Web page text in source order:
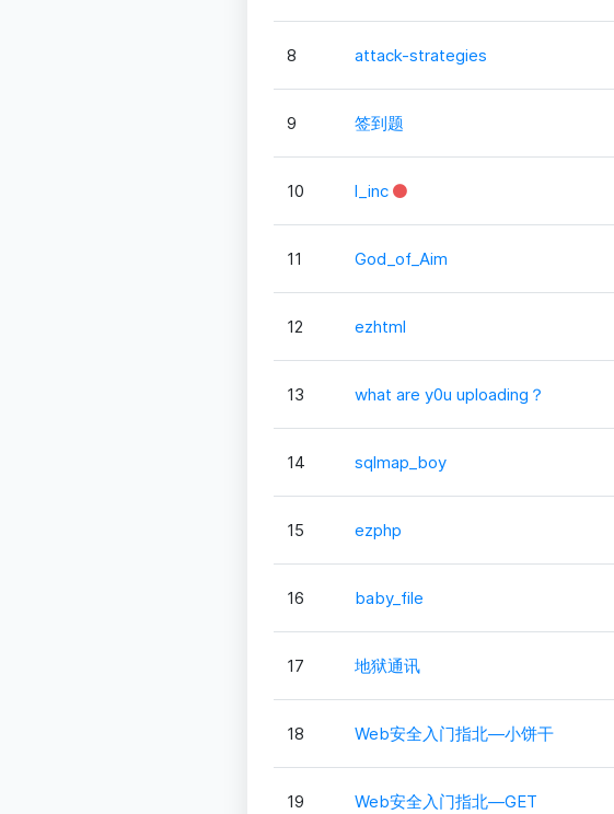
8 attack-strategies
9 签到题
10 l_inc
11 God_of_Aim
12 ezhtml
13 what are y0u uploading？
14 sqlmap_boy
15 ezphp
16 baby_file
17 地狱通讯
18 Web安全入门指北—小饼干
19 Web安全入门指北—GET